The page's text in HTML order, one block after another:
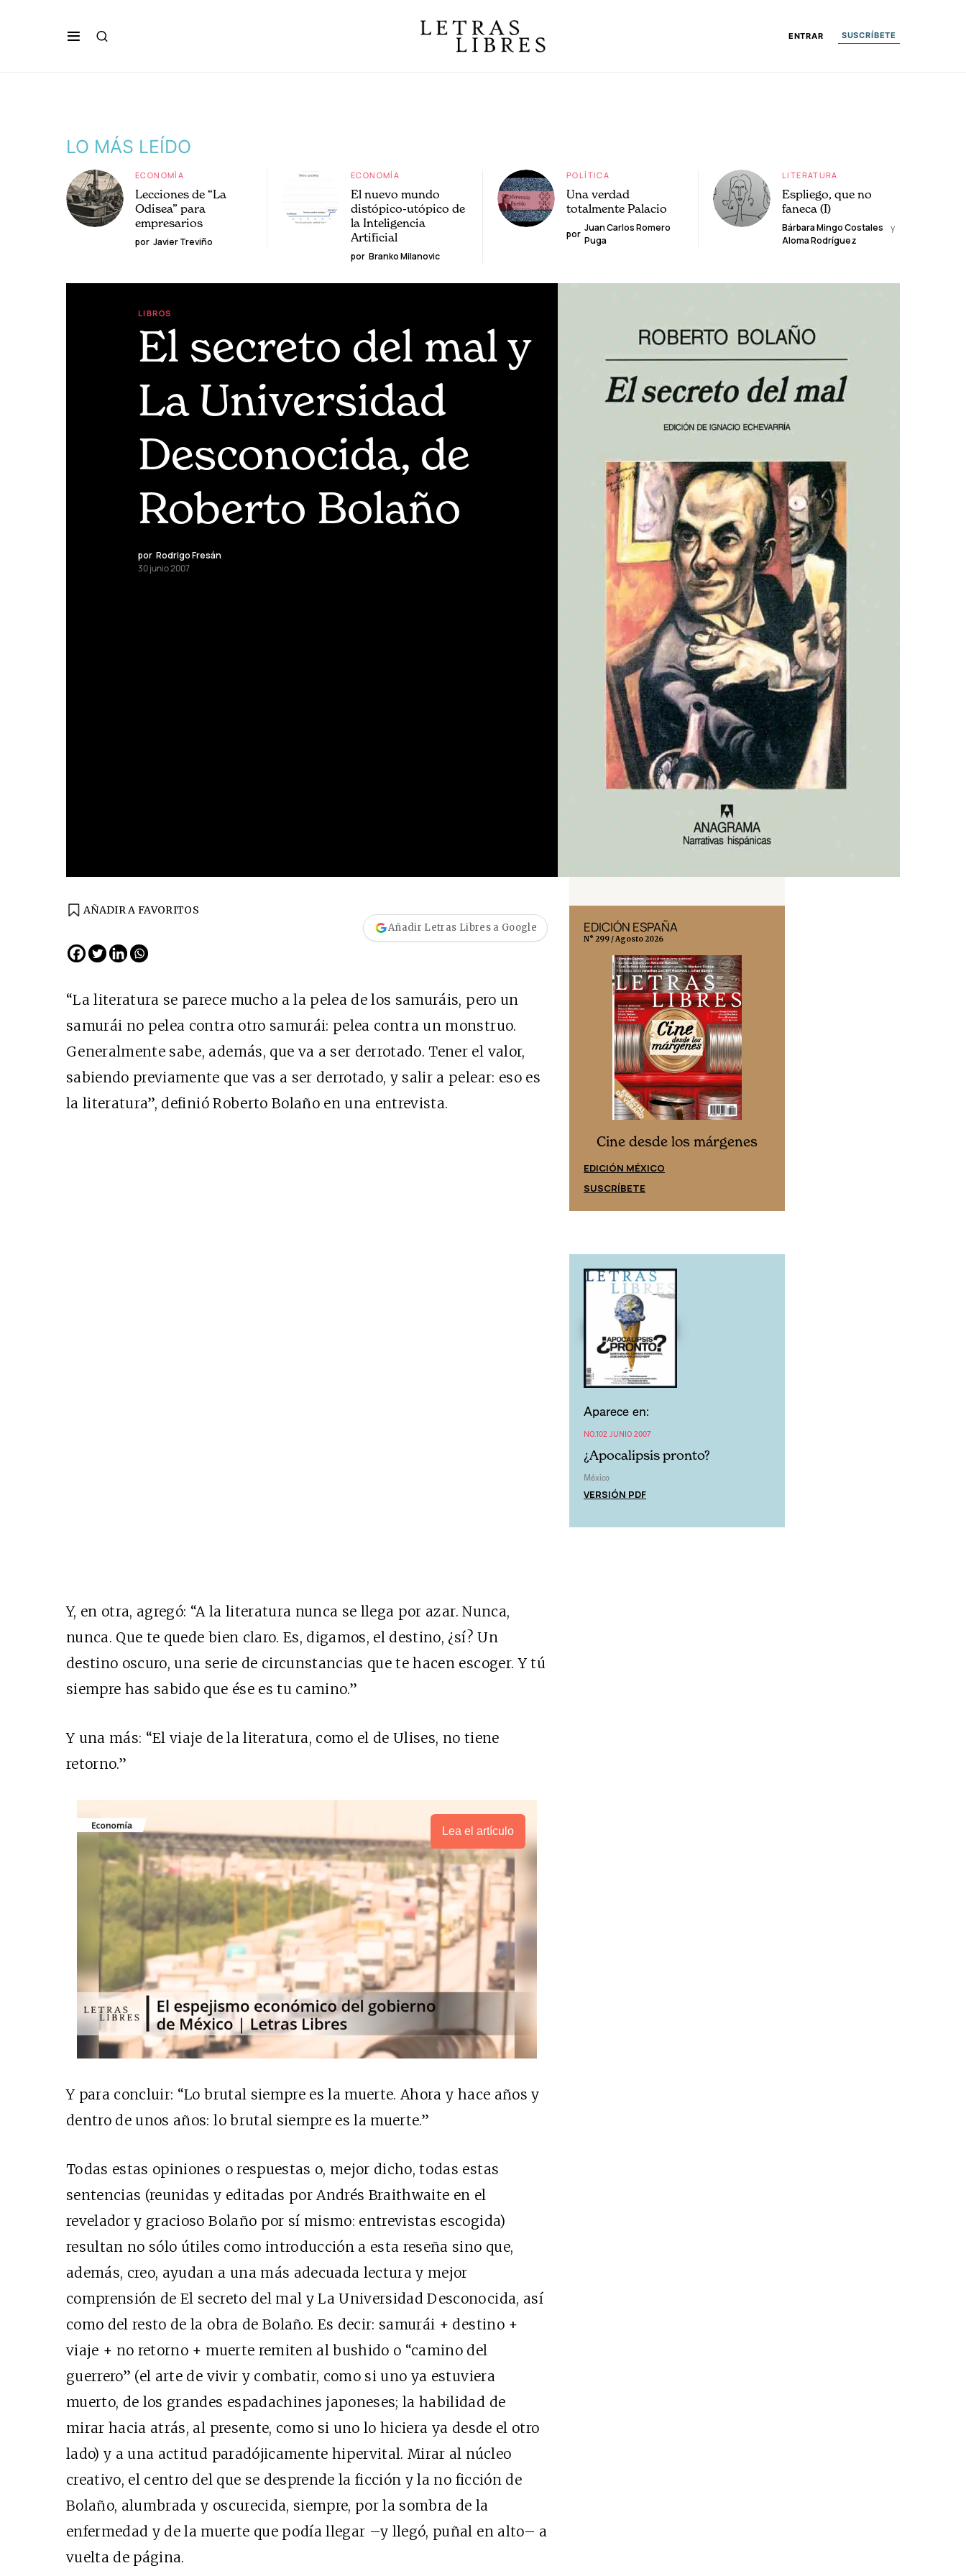
ENTRAR SUSCRÍBETE
LO MÁS LEÍDO
ECONOMÍA
Lecciones de “La
Odisea” para
empresarios
por Javier Treviño
ECONOMÍA
El nuevo mundo
distópico-utópico de
la Inteligencia
Artificial
por Branko Milanovic
POLÍTICA
Una verdad
totalmente Palacio
por
Juan Carlos Romero
Puga
LITERATURA
Espliego, que no
faneca (I)
Bárbara Mingo Costales
y
Aloma Rodríguez
LIBROS
El secreto del mal y
La Universidad
Desconocida, de
Roberto Bolaño
por Rodrigo Fresán
30 junio 2007
AÑADIR A FAVORITOS
Añadir Letras Libres a Google
“La literatura se parece mucho a la pelea de los samuráis, pero un
samurái no pelea contra otro samurái: pelea contra un monstruo.
Generalmente sabe, además, que va a ser derrotado. Tener el valor,
sabiendo previamente que vas a ser derrotado, y salir a pelear: eso es
la literatura”, definió Roberto Bolaño en una entrevista.
Y, en otra, agregó: “A la literatura nunca se llega por azar. Nunca,
nunca. Que te quede bien claro. Es, digamos, el destino, ¿sí? Un
destino oscuro, una serie de circunstancias que te hacen escoger. Y tú
siempre has sabido que ése es tu camino.”
Y una más: “El viaje de la literatura, como el de Ulises, no tiene
retorno.”
Lea el artículo
Y para concluir: “Lo brutal siempre es la muerte. Ahora y hace años y
dentro de unos años: lo brutal siempre es la muerte.”
Todas estas opiniones o respuestas o, mejor dicho, todas estas
sentencias (reunidas y editadas por Andrés Braithwaite en el
revelador y gracioso Bolaño por sí mismo: entrevistas escogida)
resultan no sólo útiles como introducción a esta reseña sino que,
además, creo, ayudan a una más adecuada lectura y mejor
comprensión de El secreto del mal y La Universidad Desconocida, así
como del resto de la obra de Bolaño. Es decir: samurái + destino +
viaje + no retorno + muerte remiten al bushido o “camino del
guerrero” (el arte de vivir y combatir, como si uno ya estuviera
muerto, de los grandes espadachines japoneses; la habilidad de
mirar hacia atrás, al presente, como si uno lo hiciera ya desde el otro
lado) y a una actitud paradójicamente hipervital. Mirar al núcleo
creativo, el centro del que se desprende la ficción y la no ficción de
Bolaño, alumbrada y oscurecida, siempre, por la sombra de la
enfermedad y de la muerte que podía llegar –y llegó, puñal en alto– a
vuelta de página.
EDICIÓN MÉXICO
N° 332 / Agosto 2026
EDICIÓN ESPAÑA
N° 299 / Agosto 2026
Cine desde los márgenes
EDICIÓN MÉXICO
SUSCRÍBETE
Aparece en:
NO.102 JUNIO 2007
¿Apocalipsis pronto?
México
VERSIÓN PDF